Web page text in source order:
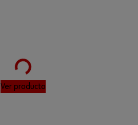
Ver producto